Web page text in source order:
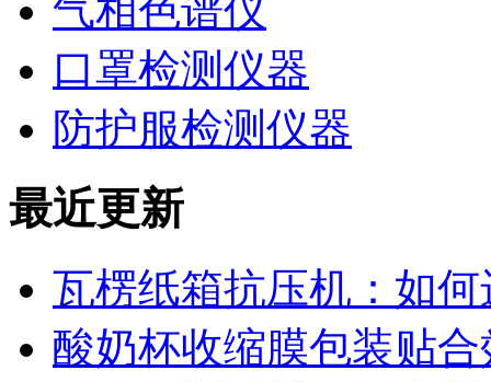
气相色谱仪
口罩检测仪器
防护服检测仪器
最近更新
瓦楞纸箱抗压机：如
酸奶杯收缩膜包装贴